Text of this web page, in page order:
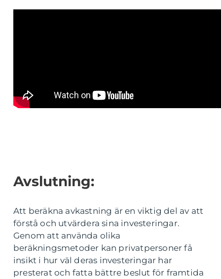
Avslutning:
Att beräkna avkastning är en viktig del av att
förstå och utvärdera sina investeringar.
Genom att använda olika
beräkningsmetoder kan privatpersoner få
insikt i hur väl deras investeringar har
presterat och fatta bättre beslut för framtida